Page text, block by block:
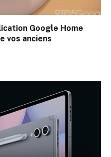
Google Home
vos anciens